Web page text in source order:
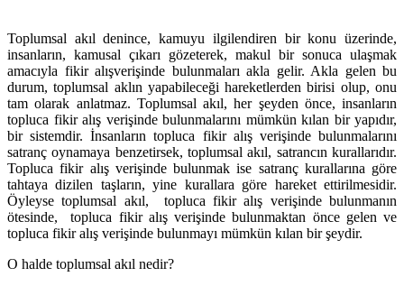
Toplumsal akıl denince, kamuyu ilgilendiren bir konu üzerinde,
insanların, kamusal çıkarı gözeterek, makul bir sonuca ulaşmak
amacıyla fikir alışverişinde bulunmaları akla gelir. Akla gelen bu
durum, toplumsal aklın yapabileceği hareketlerden birisi olup, onu
tam olarak anlatmaz. Toplumsal akıl, her şeyden önce, insanların
topluca fikir alış verişinde bulunmalarını mümkün kılan bir yapıdır,
bir sistemdir. İnsanların topluca fikir alış verişinde bulunmalarını
satranç oynamaya benzetirsek, toplumsal akıl, satrancın kurallarıdır.
Topluca fikir alış verişinde bulunmak ise satranç kurallarına göre
tahtaya dizilen taşların, yine kurallara göre hareket ettirilmesidir.
Öyleyse toplumsal akıl, topluca fikir alış verişinde bulunmanın
ötesinde, topluca fikir alış verişinde bulunmaktan önce gelen ve
topluca fikir alış verişinde bulunmayı mümkün kılan bir şeydir.
O halde toplumsal akıl nedir?